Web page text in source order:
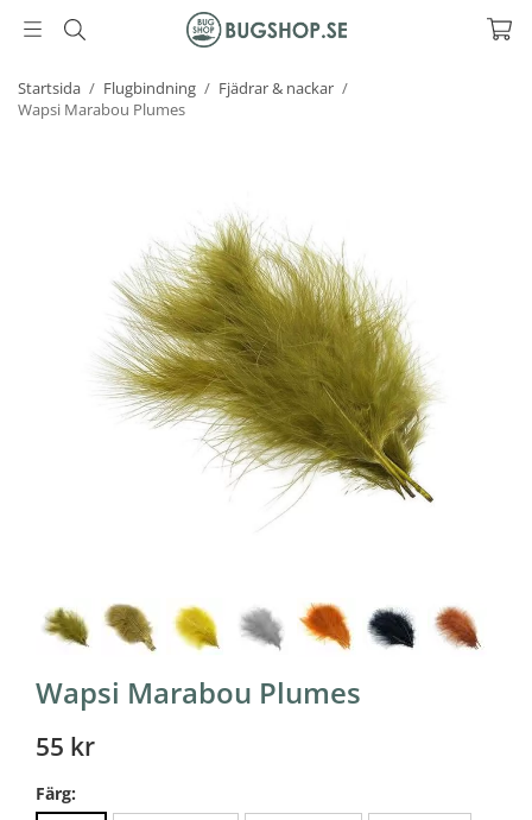
Startsida / Flugbindning / Fjädrar & nackar /
Wapsi Marabou Plumes
Wapsi Marabou Plumes
55 kr
Färg: